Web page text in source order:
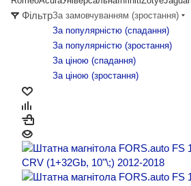
ФільтрЗа замовчуванням (зростання)
За популярністю (cпадання)
За популярністю (зростання)
За ціною (cпадання)
За ціною (зростання)